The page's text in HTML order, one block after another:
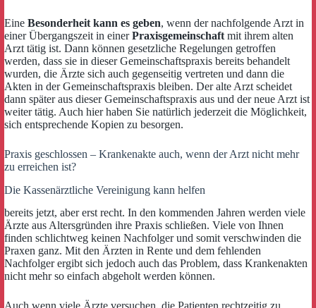
Eine Besonderheit kann es geben, wenn der nachfolgende Arzt in
einer Übergangszeit in einerPraxisgemeinschaft mit ihrem alten
Arzt tätig ist. Dann können gesetzliche Regelungen getroffen
werden, dass sie in dieser Gemeinschaftspraxis bereits behandelt
wurden, die Ärzte sich auch gegenseitig vertreten und dann die
Akten in der Gemeinschaftspraxis bleiben. Der alte Arzt scheidet
dann später aus dieser Gemeinschaftspraxis aus und der neue Arzt ist
weiter tätig. Auch hier haben Sie natürlich jederzeit die Möglichkeit,
sich entsprechende Kopien zu besorgen.
Praxis geschlossen – Krankenakte auch, wenn der Arzt nicht mehr
zu erreichen ist?
Die Kassenärztliche Vereinigung kann helfen
bereits jetzt, aber erst recht. In den kommenden Jahren werden viele
Ärzte aus Altersgründen ihre Praxis schließen. Viele von Ihnen
finden schlichtweg keinen Nachfolger und somit verschwinden die
Praxen ganz. Mit den Ärzten in Rente und dem fehlenden
Nachfolger ergibt sich jedoch auch das Problem, dass Krankenakten
nicht mehr so einfach abgeholt werden können.